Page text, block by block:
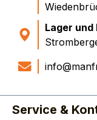
Lager und
Service &